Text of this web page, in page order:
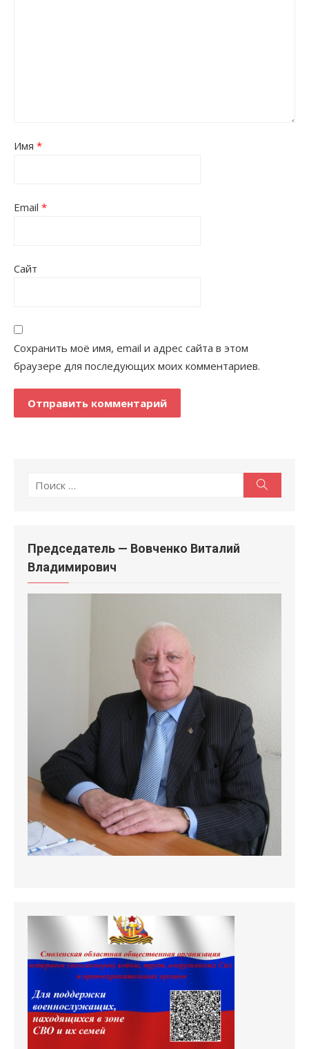
Имя *
Email *
Сайт
Сохранить моё имя, email и адрес сайта в этом
браузере для последующих моих комментариев.
Поиск
Председатель — Вовченко Виталий
Владимирович